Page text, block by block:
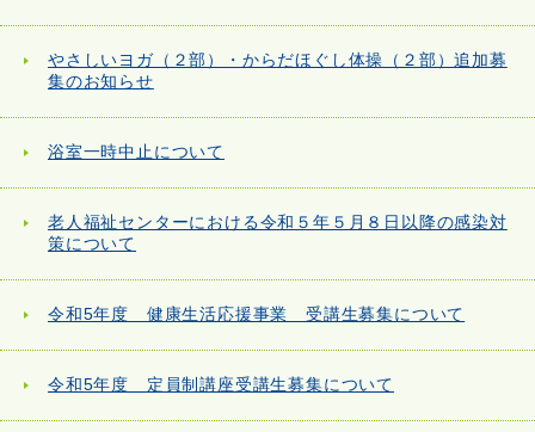
やさしいヨガ（２部）・からだほぐし体操（２部）追加募
集のお知らせ
浴室一時中止について
老人福祉センターにおける令和５年５月８日以降の感染対
策について
令和5年度 健康生活応援事業 受講生募集について
令和5年度 定員制講座受講生募集について